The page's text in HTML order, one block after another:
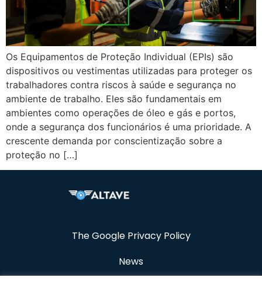
Os Equipamentos de Proteção Individual (EPIs) são
dispositivos ou vestimentas utilizadas para proteger os
trabalhadores contra riscos à saúde e segurança no
ambiente de trabalho. Eles são fundamentais em
ambientes como operações de óleo e gás e portos,
onde a segurança dos funcionários é uma prioridade. A
crescente demanda por conscientização sobre a
proteção no […]
The Google Privacy Policy
News